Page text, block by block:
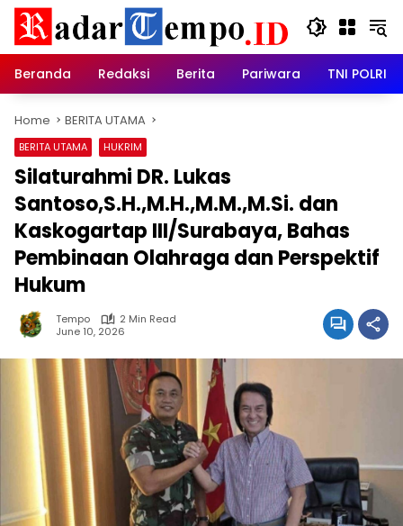
Skip
content
Beranda
Redaksi Berita Pariwara TNI POLRI
Home BERITA UTAMA
BERITA UTAMA HUKRIM
Silaturahmi DR. Lukas
Santoso,S.H.,M.H.,M.M.,M.Si. dan
Kaskogartap III/Surabaya, Bahas
Pembinaan Olahraga dan Perspektif
Hukum
Tempo
2 Min Read
June 10, 2026